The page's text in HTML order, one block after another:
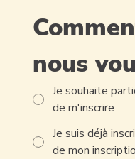
nous
Je souhaite
de m'inscrire
Je suis déjà
de mon